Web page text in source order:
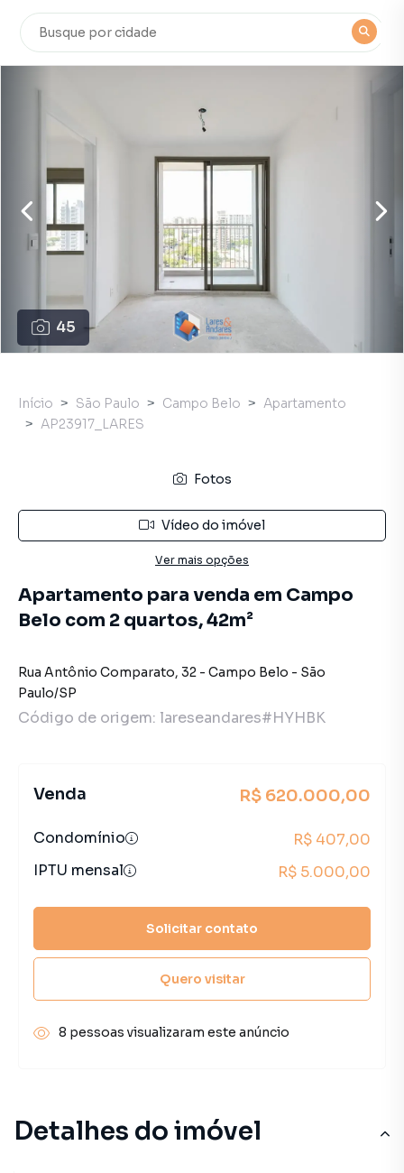
45
Detalhes do imóvel
Início São Paulo Campo Belo
Apartamento
AP23917_LARES
Fotos
Vídeo do imóvel
Ver mais opções
Apartamento para venda em Campo
Belo com 2 quartos, 42m²
Rua Antônio Comparato, 32 - Campo Belo - São
Paulo/SP
Código de origem: lareseandares#HYHBK
Venda R$ 620.000,00
Condomínio
R$ 407,00
IPTU mensal
R$ 5.000,00
Solicitar contato
Quero visitar
8 pessoas visualizaram este anúncio